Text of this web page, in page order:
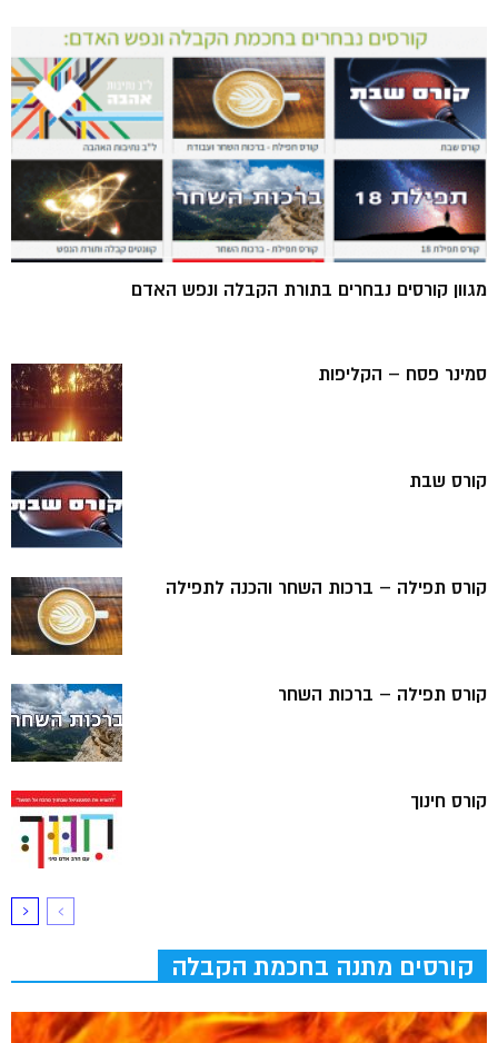
מגוון קורסים נבחרים בתורת הקבלה ונפש האדם
סמינר פסח – הקליפות
קורס שבת
קורס תפילה – ברכות השחר והכנה לתפילה
קורס תפילה – ברכות השחר
קורס חינוך
קורסים מתנה בחכמת הקבלה